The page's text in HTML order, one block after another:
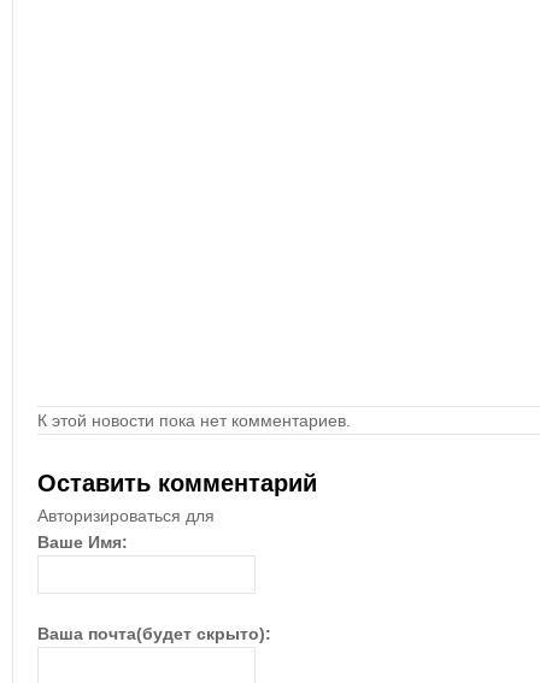
К этой новости пока нет комментариев.
Оставить комментарий
Авторизироваться для
Ваше Имя:
Ваша почта(будет скрыто):